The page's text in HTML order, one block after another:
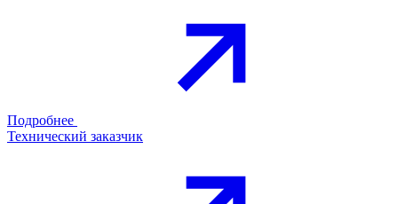
Подробнее
Технический заказчик